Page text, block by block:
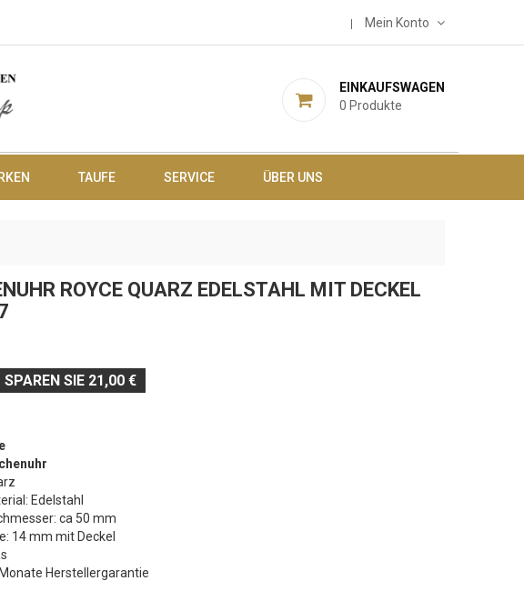
Mein Konto
EINKAUFSWAGEN
0 Produkte
TAUFE SERVICE ÜBER UNS
ROYCE QUARZ EDELSTAHL MIT DECKEL
SPAREN SIE 21,00 €
Edelstahl
ca 50 mm
14 mm mit Deckel
Herstellergarantie